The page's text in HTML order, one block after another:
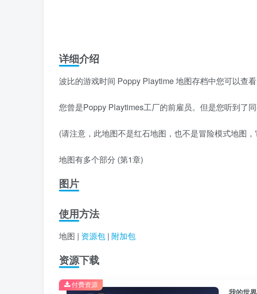
详细介绍
波比的游戏时间 Poppy Playtime 地图存档中您可以查
您曾是Poppy Playtimes工厂的前雇员。但是您听到了
(请注意，此地图不是红石地图，也不是冒险模式地图
地图有多个部分 (第1章)
图片
使用方法
地图 | 资源包 | 附加包
资源下载
付费资源